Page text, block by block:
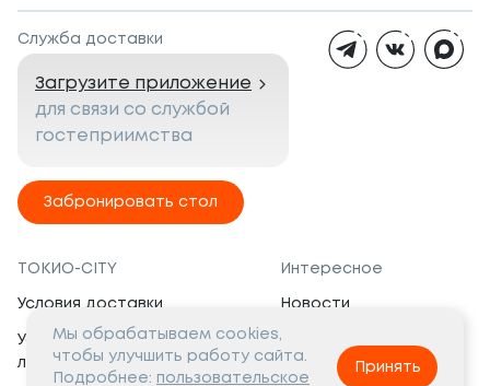
Служба доставки
Загрузите приложение
для связи со службой
гостеприимства
Забронировать стол
ТОКИО-CITY
Условия доставки
Условия программы
лояльности
Интересное
Новости
Вакансии
Социальная жизнь
Мы обрабатываем cookies,
чтобы улучшить работу сайта.
Подробнее: пользовательское
Принять